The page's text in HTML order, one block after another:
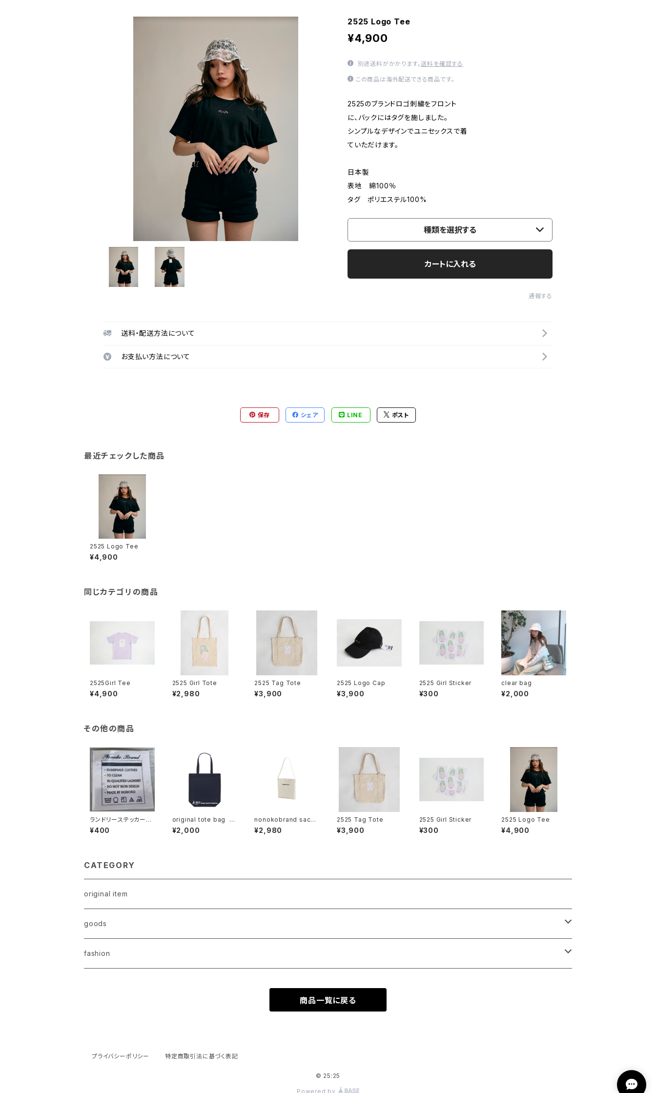
2525 Logo Tee
¥4,900
別途送料がかかります。送料を確認する
この商品は海外配送できる商品です。
2525のブランドロゴ刺繍をフロント
に、バックにはタグを施しました。
シンプルなデザインでユニセックスで着
ていただけます。
日本製
表地 綿100％
タグ ポリエステル100%
種類を選択する
カートに入れる
通報する
送料・配送方法について
お支払い方法について
保存 シェア LINE ポスト
最近チェックした商品
2525 Logo Tee
¥4,900
同じカテゴリの商品
2525Girl Tee
¥4,900
2525 Girl Tote
¥2,980
2525 Tag Tote
¥3,900
2525 Logo Cap
¥3,900
2525 Girl Sticker
¥300
clear bag
¥2,000
その他の商品
ランドリーステッカー
白
¥400
original tote bag N
AVY
¥2,000
nonokobrand sacoc
he
¥2,980
2525 Tag Tote
¥3,900
2525 Girl Sticker
¥300
2525 Logo Tee
¥4,900
CATEGORY
original item
goods
original item
fashion
商品一覧に戻る
プライバシーポリシー 特定商取引法に基づく表記
© 25:25
Powered by